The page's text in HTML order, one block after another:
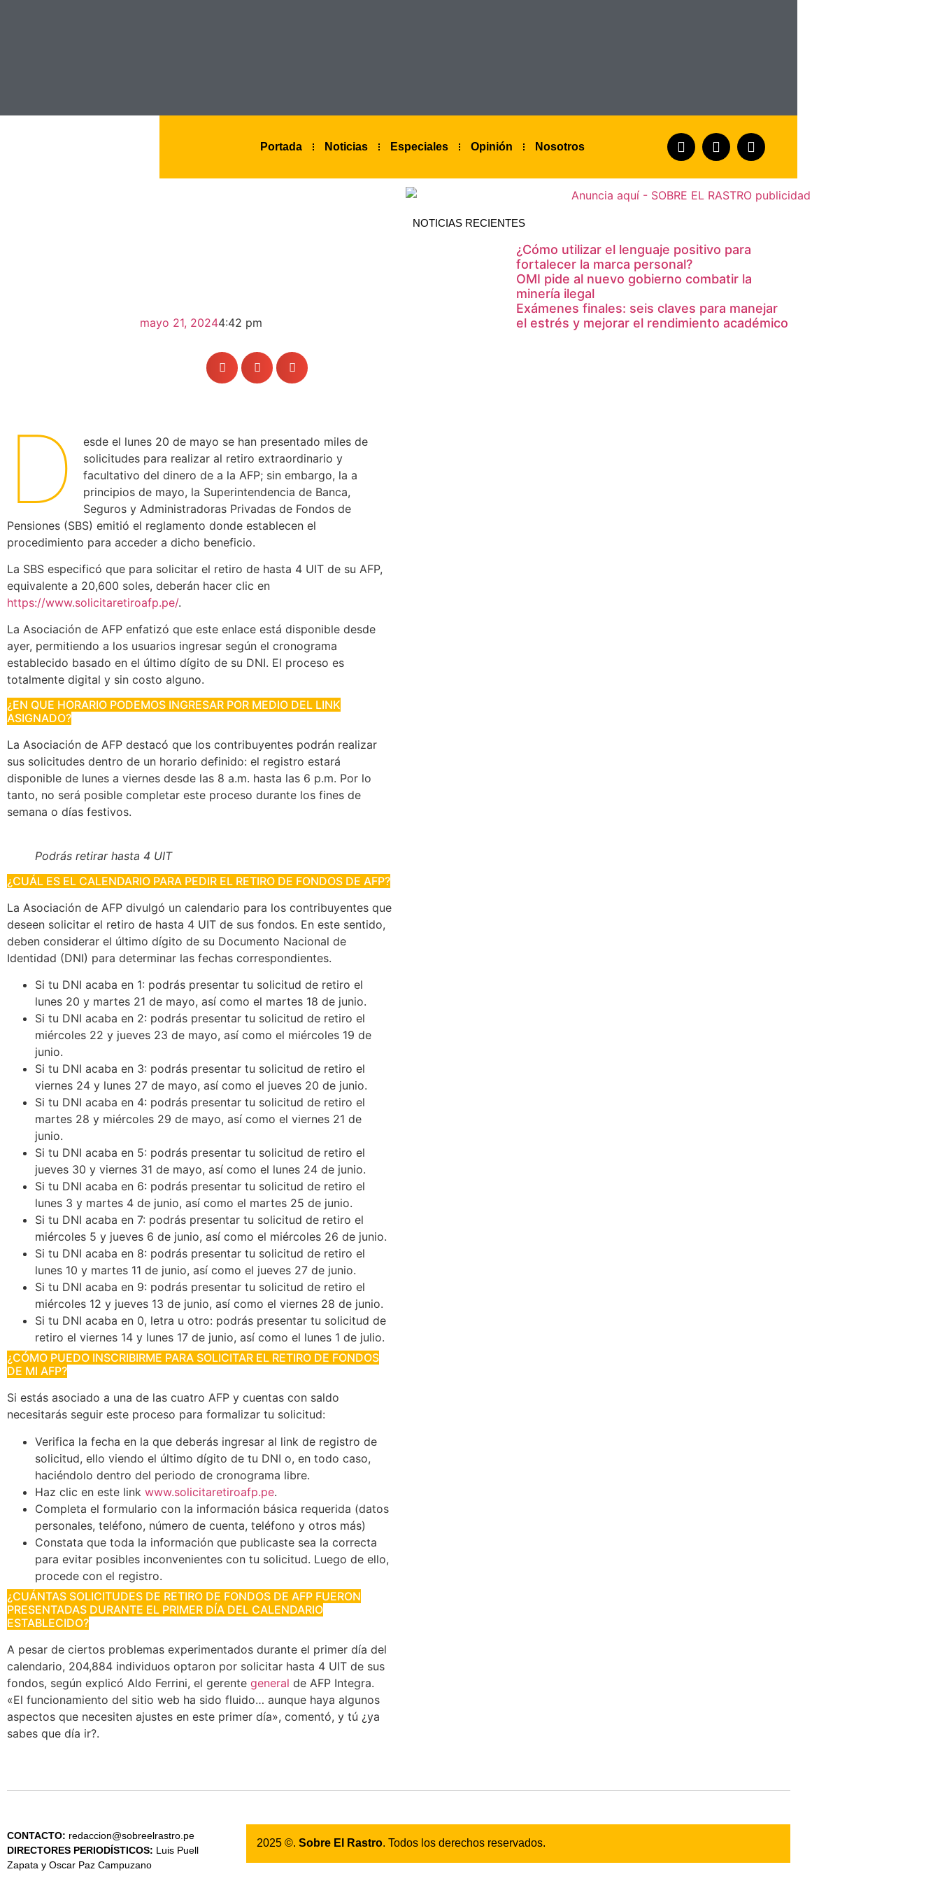
Portada Noticias Especiales Opinión Nosotros
mayo 21, 20244:42 pm
D
esde el lunes 20 de mayo se han presentado miles de
solicitudes para realizar al retiro extraordinario y
facultativo del dinero de a la AFP; sin embargo, la a
principios de mayo, la Superintendencia de Banca,
Seguros y Administradoras Privadas de Fondos de
Pensiones (SBS) emitió el reglamento donde establecen el
procedimiento para acceder a dicho beneficio.
La SBS especificó que para solicitar el retiro de hasta 4 UIT de su AFP,
equivalente a 20,600 soles, deberán hacer clic en
https://www.solicitaretiroafp.pe/.
La Asociación de AFP enfatizó que este enlace está disponible desde
ayer, permitiendo a los usuarios ingresar según el cronograma
establecido basado en el último dígito de su DNI. El proceso es
totalmente digital y sin costo alguno.
¿EN QUE HORARIO PODEMOS INGRESAR POR MEDIO DEL LINK
ASIGNADO?
La Asociación de AFP destacó que los contribuyentes podrán realizar
sus solicitudes dentro de un horario definido: el registro estará
disponible de lunes a viernes desde las 8 a.m. hasta las 6 p.m. Por lo
tanto, no será posible completar este proceso durante los fines de
semana o días festivos.
Podrás retirar hasta 4 UIT
¿CUÁL ES EL CALENDARIO PARA PEDIR EL RETIRO DE FONDOS DE AFP?
La Asociación de AFP divulgó un calendario para los contribuyentes que
deseen solicitar el retiro de hasta 4 UIT de sus fondos. En este sentido,
deben considerar el último dígito de su Documento Nacional de
Identidad (DNI) para determinar las fechas correspondientes.
Si tu DNI acaba en 1: podrás presentar tu solicitud de retiro el
lunes 20 y martes 21 de mayo, así como el martes 18 de junio.
Si tu DNI acaba en 2: podrás presentar tu solicitud de retiro el
miércoles 22 y jueves 23 de mayo, así como el miércoles 19 de
junio.
Si tu DNI acaba en 3: podrás presentar tu solicitud de retiro el
viernes 24 y lunes 27 de mayo, así como el jueves 20 de junio.
Si tu DNI acaba en 4: podrás presentar tu solicitud de retiro el
martes 28 y miércoles 29 de mayo, así como el viernes 21 de
junio.
Si tu DNI acaba en 5: podrás presentar tu solicitud de retiro el
jueves 30 y viernes 31 de mayo, así como el lunes 24 de junio.
Si tu DNI acaba en 6: podrás presentar tu solicitud de retiro el
lunes 3 y martes 4 de junio, así como el martes 25 de junio.
Si tu DNI acaba en 7: podrás presentar tu solicitud de retiro el
miércoles 5 y jueves 6 de junio, así como el miércoles 26 de junio.
Si tu DNI acaba en 8: podrás presentar tu solicitud de retiro el
lunes 10 y martes 11 de junio, así como el jueves 27 de junio.
Si tu DNI acaba en 9: podrás presentar tu solicitud de retiro el
miércoles 12 y jueves 13 de junio, así como el viernes 28 de junio.
Si tu DNI acaba en 0, letra u otro: podrás presentar tu solicitud de
retiro el viernes 14 y lunes 17 de junio, así como el lunes 1 de julio.
¿CÓMO PUEDO INSCRIBIRME PARA SOLICITAR EL RETIRO DE FONDOS
DE MI AFP?
Si estás asociado a una de las cuatro AFP y cuentas con saldo
necesitarás seguir este proceso para formalizar tu solicitud:
Verifica la fecha en la que deberás ingresar al link de registro de
solicitud, ello viendo el último dígito de tu DNI o, en todo caso,
haciéndolo dentro del periodo de cronograma libre.
Haz clic en este link www.solicitaretiroafp.pe.
Completa el formulario con la información básica requerida (datos
personales, teléfono, número de cuenta, teléfono y otros más)
Constata que toda la información que publicaste sea la correcta
para evitar posibles inconvenientes con tu solicitud. Luego de ello,
procede con el registro.
¿CUÁNTAS SOLICITUDES DE RETIRO DE FONDOS DE AFP FUERON
PRESENTADAS DURANTE EL PRIMER DÍA DEL CALENDARIO
ESTABLECIDO?
A pesar de ciertos problemas experimentados durante el primer día del
calendario, 204,884 individuos optaron por solicitar hasta 4 UIT de sus
fondos, según explicó Aldo Ferrini, el gerente general de AFP Integra.
«El funcionamiento del sitio web ha sido fluido… aunque haya algunos
aspectos que necesiten ajustes en este primer día», comentó, y tú ¿ya
sabes que día ir?.
NOTICIAS RECIENTES
¿Cómo utilizar el lenguaje positivo para
fortalecer la marca personal?
OMI pide al nuevo gobierno combatir la
minería ilegal
Exámenes finales: seis claves para manejar
el estrés y mejorar el rendimiento académico
CONTACTO: redaccion@sobreelrastro.pe
DIRECTORES PERIODÍSTICOS: Luis Puell
Zapata y Oscar Paz Campuzano
2025 ©. Sobre El Rastro. Todos los derechos reservados.